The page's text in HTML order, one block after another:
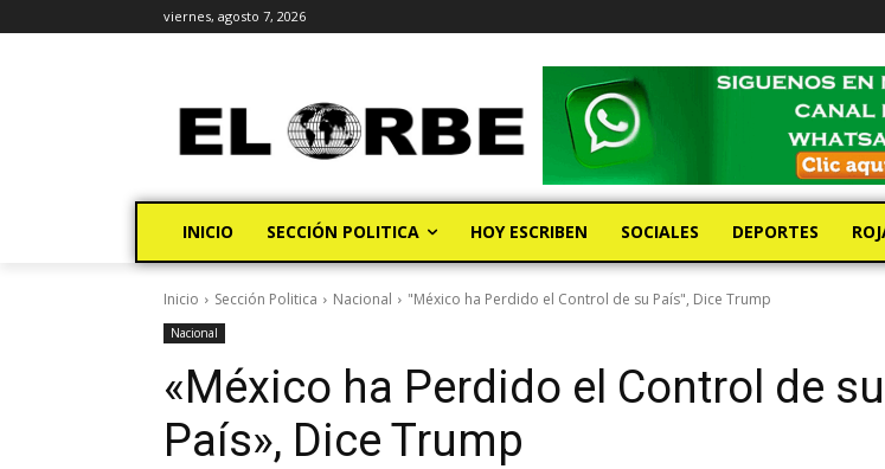
viernes, agosto 7, 2026
INICIO SECCIÓN POLITICA HOY ESCRIBEN SOCIALES DEPORTES
Inicio Sección Politica Nacional "México ha Perdido el Control de su País", Dice Trump
Nacional
«México ha Perdido el Control de su
País», Dice Trump